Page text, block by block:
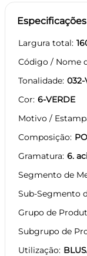
Largura total
Código / Nome
Tonalidade 032-
Cor 6-VERDE
Motivo /
Composição
Gramatura 6.
Segmento de
Sub-Segmento
Grupo de
Subgrupo de
Utilização